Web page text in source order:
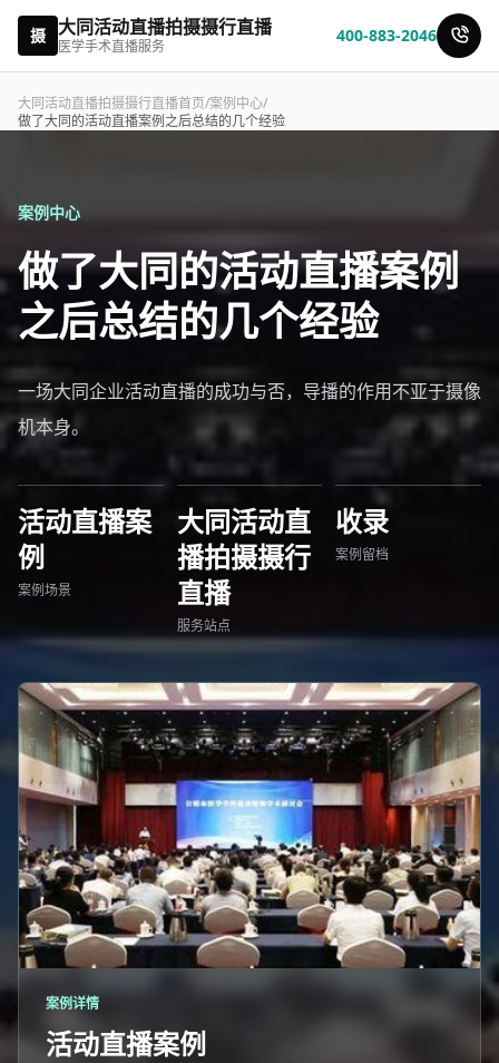
摄 大同活动直播拍摄摄行直播
医学手术直播服务
400-883-2046
大同活动直播拍摄摄行直播首页/案例中心/
做了大同的活动直播案例之后总结的几个经验
案例中心
做了大同的活动直播案例
之后总结的几个经验
一场大同企业活动直播的成功与否，导播的作用不亚于摄像
机本身。
活动直播案
例
案例场景
大同活动直
播拍摄摄行
直播
服务站点
收录
案例留档
案例详情
活动直播案例